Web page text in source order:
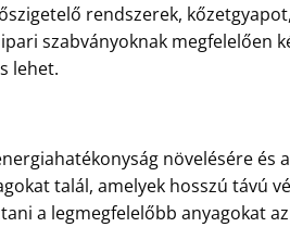
rendszerek,
szabványoknak megfelelően
lehet.
növelésére és
talál, amelyek hosszú távú
a legmegfelelőbb anyagokat